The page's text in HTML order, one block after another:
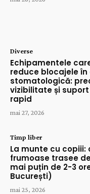
Diverse
Echipamentele
reduce blocajele
stomatologică:
vizibilitate și
rapid
mai 27, 2026
Timp liber
La munte cu copiii:
frumoase trasee
mai puțin de 2-3
București)
mai 25, 2026